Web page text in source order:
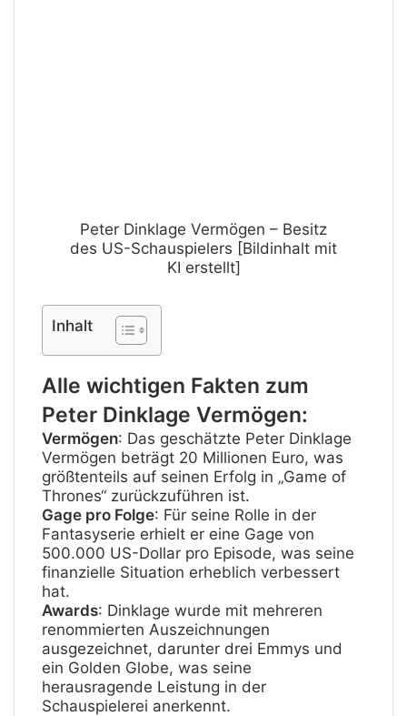
Peter Dinklage Vermögen – Besitz
des US-Schauspielers [Bildinhalt mit
KI erstellt]
Inhalt
Alle wichtigen Fakten zum
Peter Dinklage Vermögen:
Vermögen: Das geschätzte Peter Dinklage
Vermögen beträgt 20 Millionen Euro, was
größtenteils auf seinen Erfolg in „Game of
Thrones“ zurückzuführen ist.
Gage pro Folge: Für seine Rolle in der
Fantasyserie erhielt er eine Gage von
500.000 US-Dollar pro Episode, was seine
finanzielle Situation erheblich verbessert
hat.
Awards: Dinklage wurde mit mehreren
renommierten Auszeichnungen
ausgezeichnet, darunter drei Emmys und
ein Golden Globe, was seine
herausragende Leistung in der
Schauspielerei anerkennt.